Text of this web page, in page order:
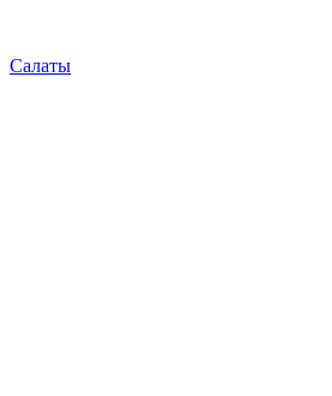
Салаты